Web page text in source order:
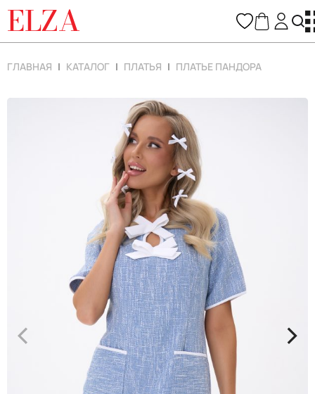
ELZA
ГЛАВНАЯ КАТАЛОГ ПЛАТЬЯ ПЛАТЬЕ ПАНДОРА
< >